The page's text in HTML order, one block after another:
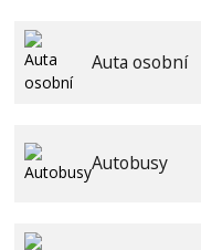
Auta osobní
Autobusy